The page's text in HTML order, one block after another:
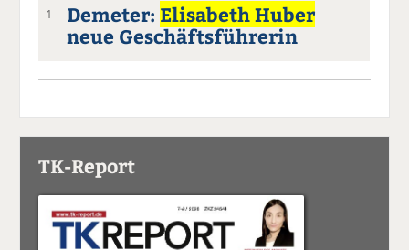
1 Demeter: Elisabeth Huber
neue Geschäftsführerin
TK-Report